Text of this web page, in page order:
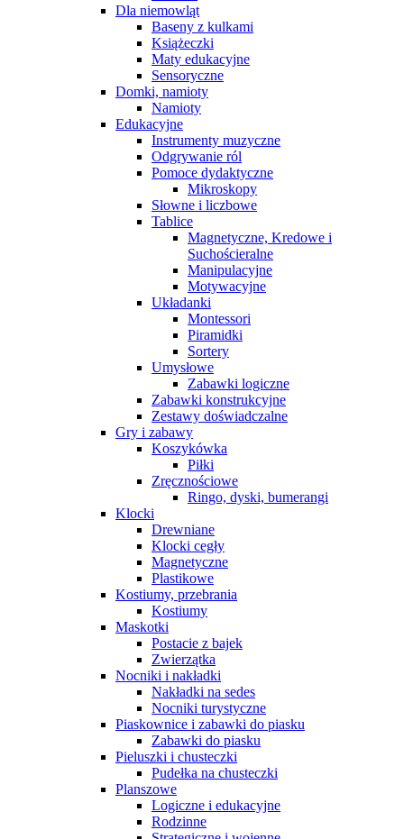
Dla niemowląt
Baseny z kulkami
Książeczki
Maty edukacyjne
Sensoryczne
Domki, namioty
Namioty
Edukacyjne
Instrumenty muzyczne
Odgrywanie ról
Pomoce dydaktyczne
Mikroskopy
Słowne i liczbowe
Tablice
Magnetyczne, Kredowe i
Suchościeralne
Manipulacyjne
Motywacyjne
Układanki
Montessori
Piramidki
Sortery
Umysłowe
Zabawki logiczne
Zabawki konstrukcyjne
Zestawy doświadczalne
Gry i zabawy
Koszykówka
Piłki
Zręcznościowe
Ringo, dyski, bumerangi
Klocki
Drewniane
Klocki cegły
Magnetyczne
Plastikowe
Kostiumy, przebrania
Kostiumy
Maskotki
Postacie z bajek
Zwierzątka
Nocniki i nakładki
Nakładki na sedes
Nocniki turystyczne
Piaskownice i zabawki do piasku
Zabawki do piasku
Pieluszki i chusteczki
Pudełka na chusteczki
Planszowe
Logiczne i edukacyjne
Rodzinne